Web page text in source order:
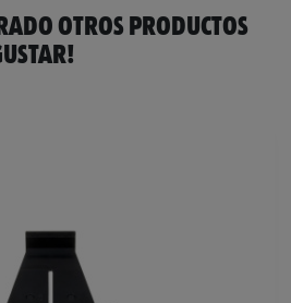
OTROS PRODUCTOS